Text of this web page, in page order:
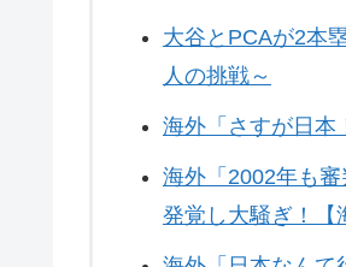
大谷とPCAが2本
人の挑戦～
海外「さすが日本
海外「2002年も
発覚し大騒ぎ！【